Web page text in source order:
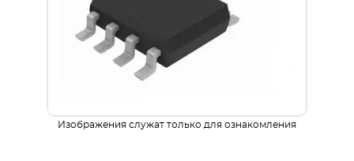
Изображения служат только для ознакомления